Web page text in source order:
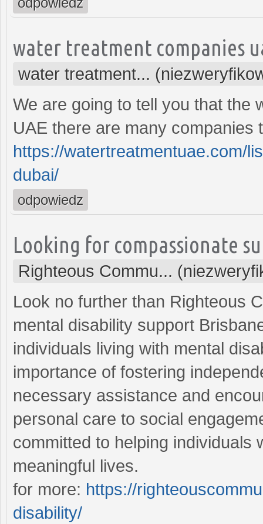
water treatment companies
water treatment...
We are going to tell you that the
UAE there are many
https://watertreatmentuae.com/
dubai/
odpowiedz
Looking for compassionate
Righteous Commu...
Look no further than Righteous
mental disability support
individuals living with mental
importance of fostering
necessary assistance and
personal care to social
committed to helping individuals
meaningful lives.
for more: https://
disability/